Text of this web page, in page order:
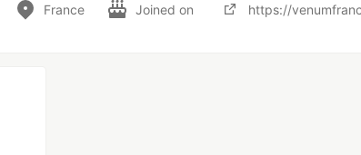
France Joined on https://